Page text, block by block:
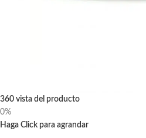
360 vista del producto
0%
Haga Click para agrandar